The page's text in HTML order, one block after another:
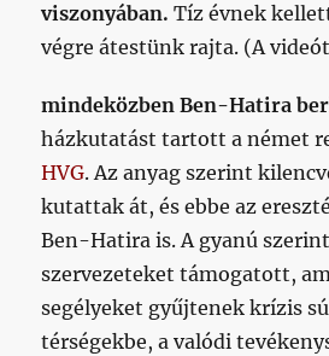
viszonyában. Tíz évnek
végre átestünk rajta. (A
mindeközben Ben-Hatira
házkutatást tartott a német
HVG. Az anyag szerint
kutattak át, és ebbe az
Ben-Hatira is. A gyanú
szervezeteket támogatott,
segélyeket gyűjtenek krízis
térségekbe, a valódi